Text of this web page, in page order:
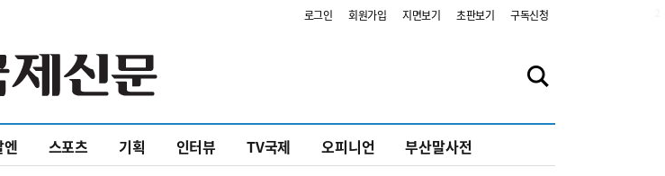
로그인 회원가입 지면보기 초판보기 구독신청
엔 스포츠 기획 인터뷰 TV국제 오피니언 부산말사전